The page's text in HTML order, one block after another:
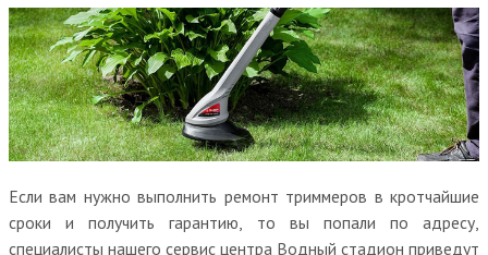
Если вам нужно выполнить ремонт триммеров в кротчайшие
сроки и получить гарантию, то вы попали по адресу,
специалисты нашего сервис центра Водный стадион приведут